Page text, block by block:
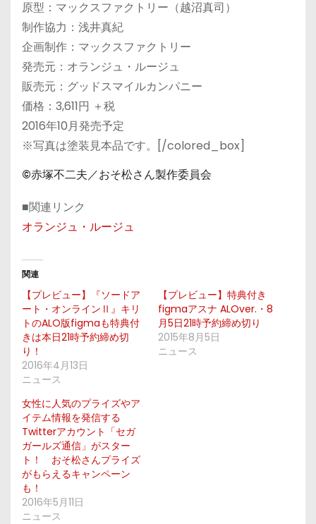
原型：マックスファクトリー（越沼真司）
制作協力：浅井真紀
企画制作：マックスファクトリー
発売元：オランジュ・ルージュ
販売元：グッドスマイルカンパニー
価格：3,611円 ＋税
2016年10月発売予定
※写真は塗装見本品です。[/colored_box]
©赤塚不二夫／おそ松さん製作委員会
■関連リンク
オランジュ・ルージュ
関連
【プレビュー】『ソードア
ート・オンラインⅡ』キリ
トのALO版figmaも特典付
きは本日21時予約締め切
り！
2016年4月13日
ニュース
【プレビュー】特典付き
figmaアスナ ALOver.・8
月5日21時予約締め切り
2015年8月5日
ニュース
女性に人気のプライズやア
イテム情報を発信する
Twitterアカウント「セガ
ガールズ通信」がスター
ト！ おそ松さんプライズ
がもらえるキャンペーン
も！
2016年5月11日
ニュース